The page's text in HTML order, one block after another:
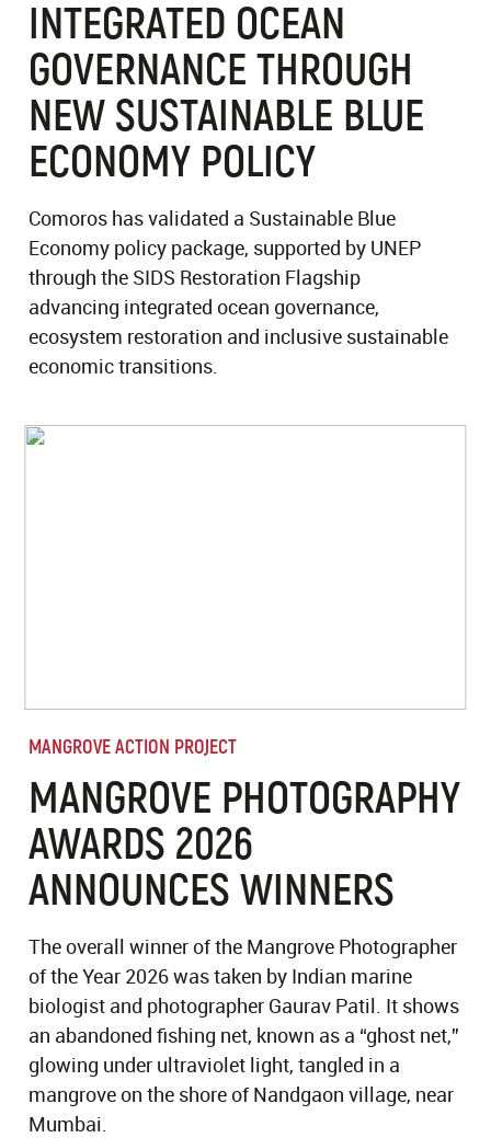
INTEGRATED OCEAN
GOVERNANCE THROUGH
NEW SUSTAINABLE BLUE
ECONOMY POLICY
Comoros has validated a Sustainable Blue
Economy policy package, supported by UNEP
through the SIDS Restoration Flagship
advancing integrated ocean governance,
ecosystem restoration and inclusive sustainable
economic transitions.
MANGROVE ACTION PROJECT
MANGROVE PHOTOGRAPHY
AWARDS 2026
ANNOUNCES WINNERS
The overall winner of the Mangrove Photographer
of the Year 2026 was taken by Indian marine
biologist and photographer Gaurav Patil. It shows
an abandoned fishing net, known as a “ghost net,”
glowing under ultraviolet light, tangled in a
mangrove on the shore of Nandgaon village, near
Mumbai.